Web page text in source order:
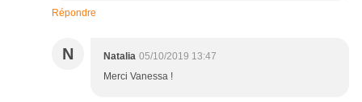
Répondre
N Natalia 05/10/2019 13:47
Merci Vanessa !